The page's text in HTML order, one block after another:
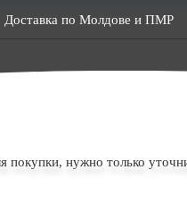
Доставка по Молдове и ПМР
покупки, нужно только